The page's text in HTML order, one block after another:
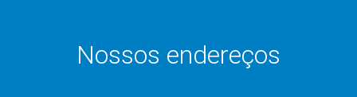
Nossos endereços